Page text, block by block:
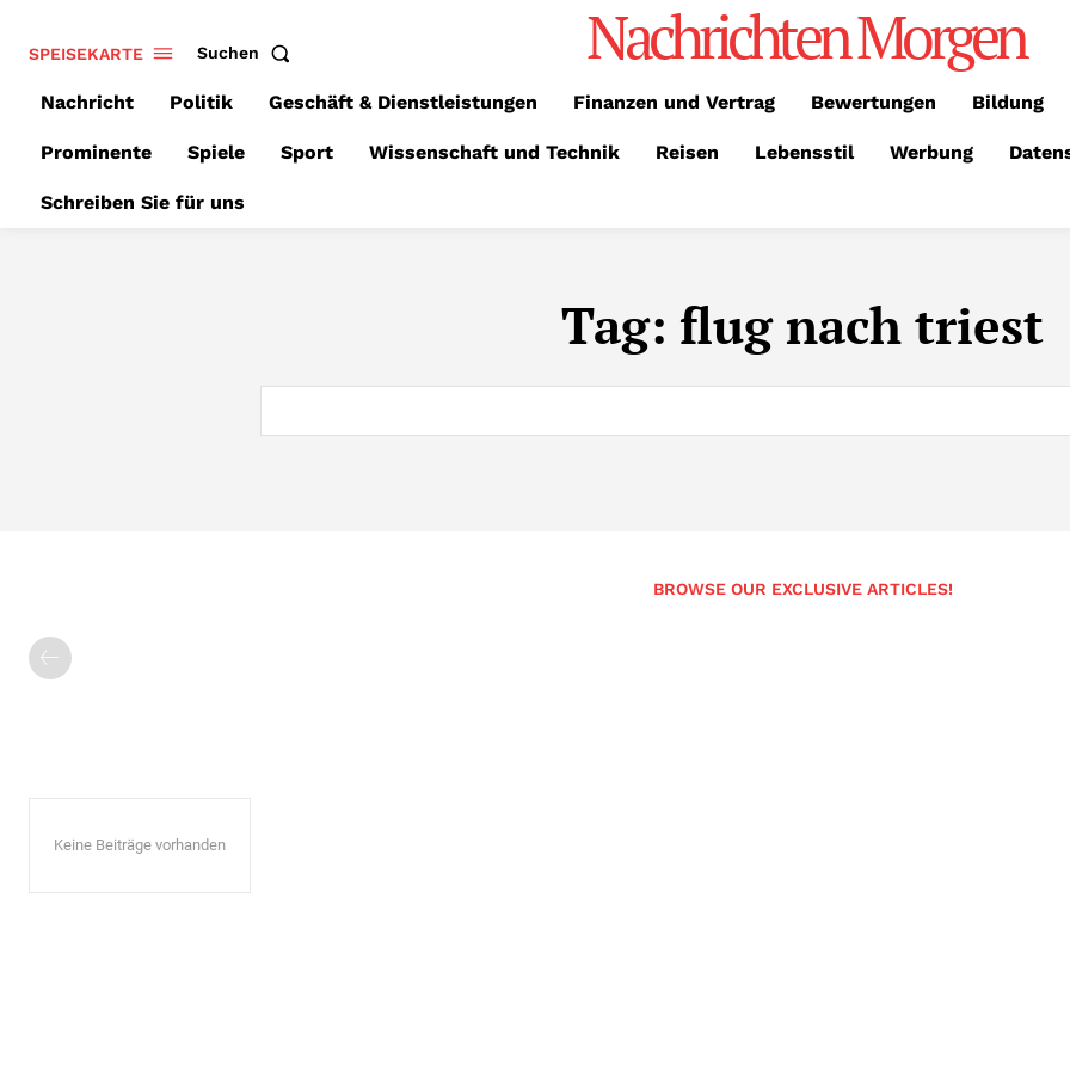
SPEISEKARTE Suchen Nachrichten Morgen
Nachricht Politik Geschäft & Dienstleistungen Finanzen und Vertrag Bewertungen Bildung
Prominente Spiele Sport Wissenschaft und Technik Reisen Lebensstil Werbung
Schreiben Sie für uns
Tag: flug nach triest
BROWSE OUR EXCLUSIVE ARTICLES!
Keine Beiträge vorhanden